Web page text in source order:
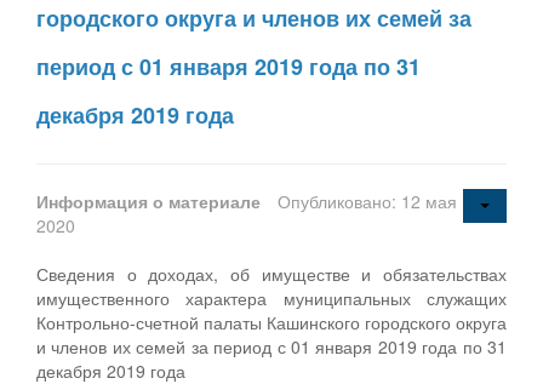
городского округа и членов их семей за
период с 01 января 2019 года по 31
декабря 2019 года
Информация о материале
Опубликовано: 12 мая
2020
Сведения о доходах, об имуществе и обязательствах
имущественного характера муниципальных служащих
Контрольно-счетной палаты Кашинского городского округа
и членов их семей за период с 01 января 2019 года по 31
декабря 2019 года